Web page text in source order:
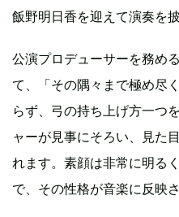
飯野明日香を迎えて演奏を披
公演プロデューサーを務め
て、「その隅々まで極め尽
らず、弓の持ち上げ方一つ
ャーが見事にそろい、見た
れます。素顔は非常に明る
で、その性格が音楽に反映